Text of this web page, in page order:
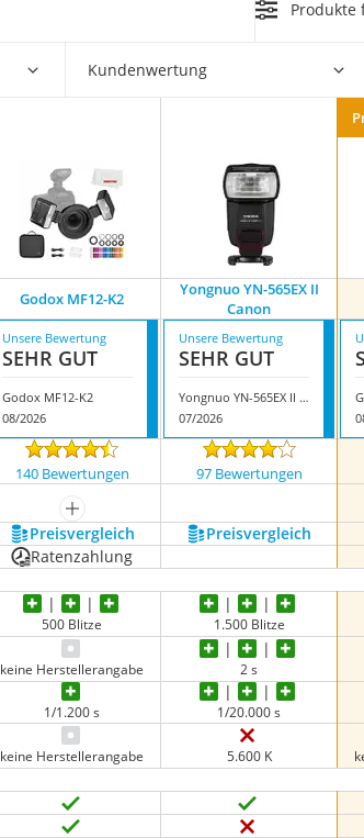
Produkte
Kundenwertung
Godox MF12-K2
Yongnuo YN-565EX II
Canon
Unsere Bewertung
SEHR GUT
Godox MF12-K2
08/2026
Unsere Bewertung
SEHR GUT
Yongnuo YN-565EX II Canon
07/2026
140 Bewertungen 97 Bewertungen
mehr anzeigen
Preis­vergleich Preis­vergleich
Ratenzahlung
500 Blitze 1.500 Blitze
keine Herstellerangabe 2 s
1/1.200 s 1/20.000 s
keine Herstellerangabe 5.600 K